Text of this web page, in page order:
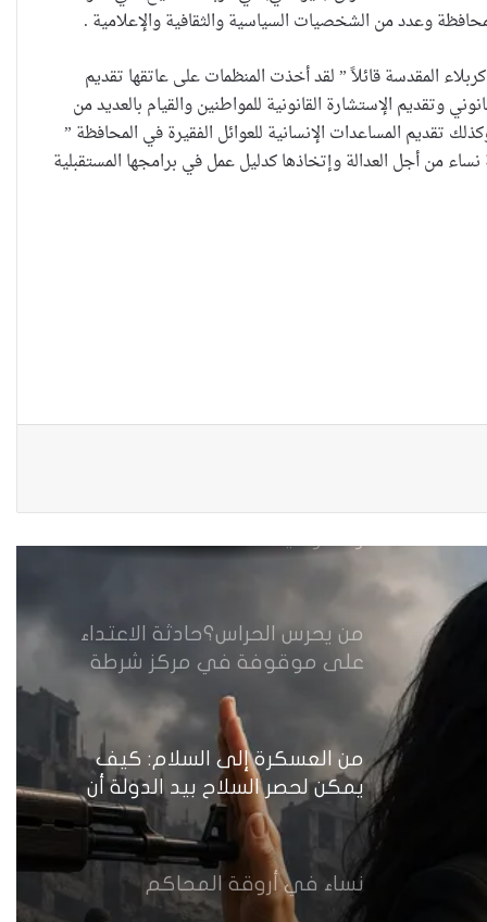
وعدد من الشخصيات السياسية والثقافية والإعلامية .
المقدسة قائلاً ” لقد أخذت المنظمات على عاتقها تقديم
وتقديم الإستشارة القانونية للمواطنين والقيام بالعديد من
تقديم المساعدات الإنسانية للعوائل الفقيرة في المحافظة ”
من أجل العدالة وإتخاذها كدليل عمل في برامجها المستقبلية
العراقية تكسر القيد نحو فضاء
“كون آي” لماذا تركت وظيفتها
الحكومية وفتحت مطعم ؟
مقاهي النساء في العراق استراحة
من يحرس الحراس؟حادثة الاعتداء
على موقوفة في مركز شرطة
النهضة تضع وزارة الداخلية العراقية
أمام اختبار حماية النساء واستعادة
الثقة
من العسكرة إلى السلام: كيف
يمكن لحصر السلاح بيد الدولة أن
يعزز تنفيذ القرار 1325 في العراق؟
نساء في أروقة المحاكم